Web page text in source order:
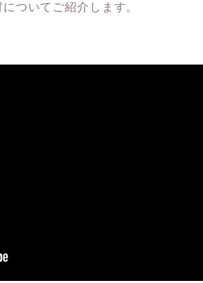
ついてご紹介します。